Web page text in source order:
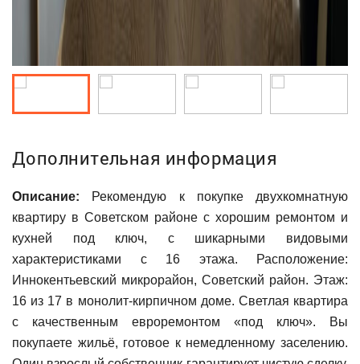
Дополнительная информация
Описание: Рекомендую к покупке двухкомнатную
квартиру в Советском районе с хорошим ремонтом и
кухней под ключ, с шикарными видовыми
характеристиками с 16 этажа. Расположение:
Иннокентьевский микрорайон, Советский район. Этаж:
16 из 17 в монолит-кирпичном доме. Светлая квартира
с качественным евроремонтом «под ключ». Вы
покупаете жильё, готовое к немедленному заселению.